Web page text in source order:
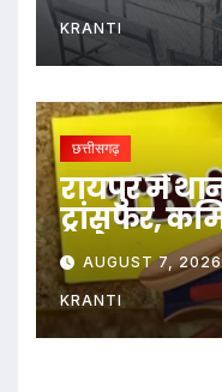
KRANTI
छत्तीसगढ़
रायपुर में
ट्रांसफर,
आदेश
AUGUST 7,
KRANTI